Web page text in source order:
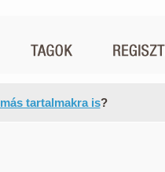
más tartalmakra is?